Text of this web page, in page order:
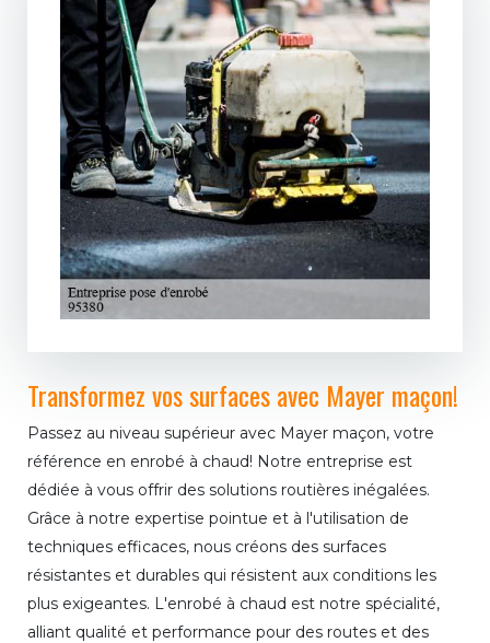
Transformez vos surfaces avec Mayer maçon!
Passez au niveau supérieur avec Mayer maçon, votre
référence en enrobé à chaud! Notre entreprise est
dédiée à vous offrir des solutions routières inégalées.
Grâce à notre expertise pointue et à l'utilisation de
techniques efficaces, nous créons des surfaces
résistantes et durables qui résistent aux conditions les
plus exigeantes. L'enrobé à chaud est notre spécialité,
alliant qualité et performance pour des routes et des